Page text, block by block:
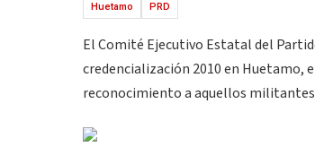
Huetamo PRD
El Comité Ejecutivo Estatal del
credencialización 2010 en Huetamo,
reconocimiento a aquellos